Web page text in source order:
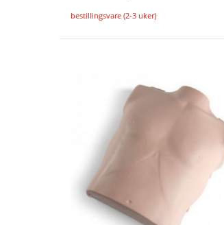
bestillingsvare (2-3 uker)